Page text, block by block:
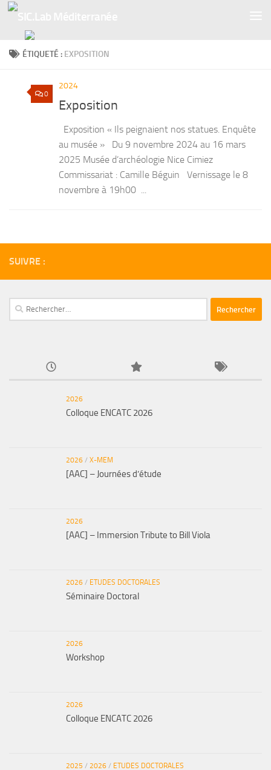
ÉTIQUETÉ : EXPOSITION
0
2024
Exposition
Exposition « Ils peignaient nos statues. Enquête
au musée » Du 9 novembre 2024 au 16 mars
2025 Musée d’archéologie Nice Cimiez
Commissariat : Camille Béguin Vernissage le 8
novembre à 19h00 ...
SUIVRE :
Rechercher :
2026
Colloque ENCATC 2026
2026 / X-MEM
[AAC] – Journées d’étude
2026
[AAC] – Immersion Tribute to Bill Viola
2026 / ETUDES DOCTORALES
Séminaire Doctoral
2026
Workshop
2026
Colloque ENCATC 2026
2025 / 2026 / ETUDES DOCTORALES